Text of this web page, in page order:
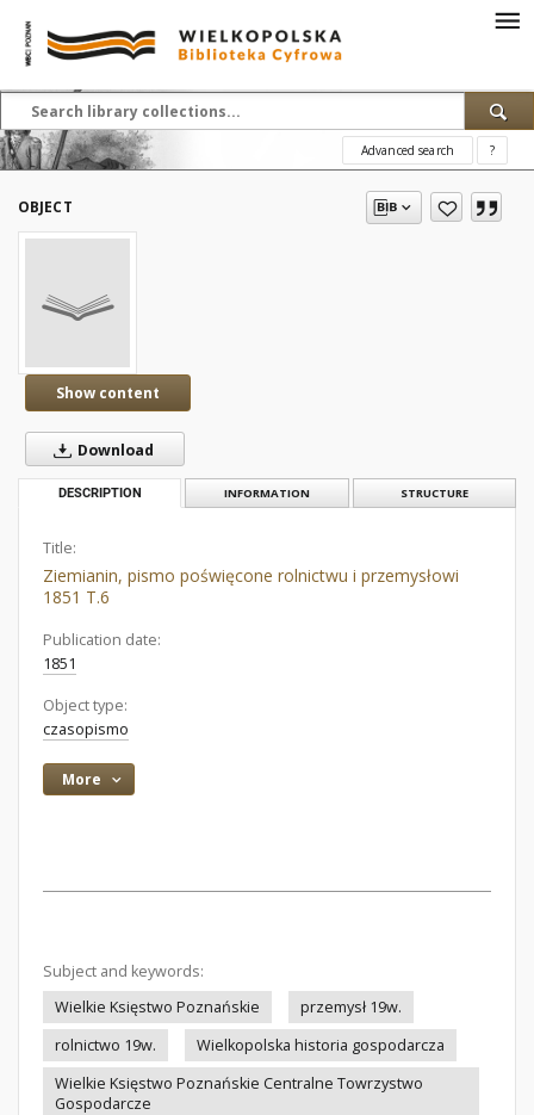
Advanced search ?
OBJECT
Show content
Download
DESCRIPTION INFORMATION STRUCTURE
Title:
Ziemianin, pismo poświęcone rolnictwu i przemysłowi
1851 T.6
Publication date:
1851
Object type:
czasopismo
More
Subject and keywords:
Wielkie Księstwo Poznańskie
przemysł 19w.
rolnictwo 19w.
Wielkopolska historia gospodarcza
Wielkie Księstwo Poznańskie Centralne Towrzystwo
Gospodarcze